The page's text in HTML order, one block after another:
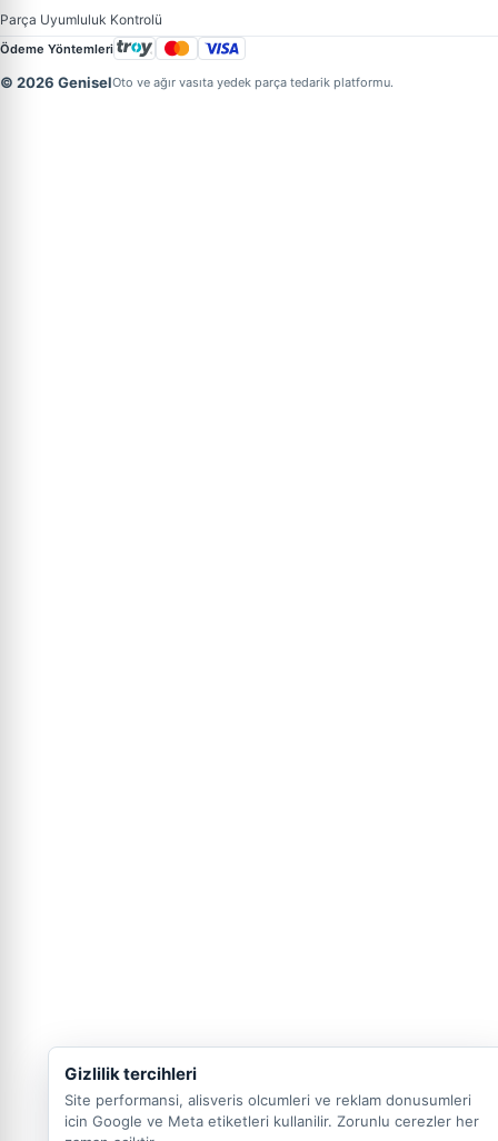
Parça Uyumluluk Kontrolü
Ödeme Yöntemleri
© 2026 GeniselOto ve ağır vasıta yedek parça tedarik platformu.
Gizlilik tercihleri
Site performansi, alisveris olcumleri ve reklam donusumleri
icin Google ve Meta etiketleri kullanilir. Zorunlu cerezler her